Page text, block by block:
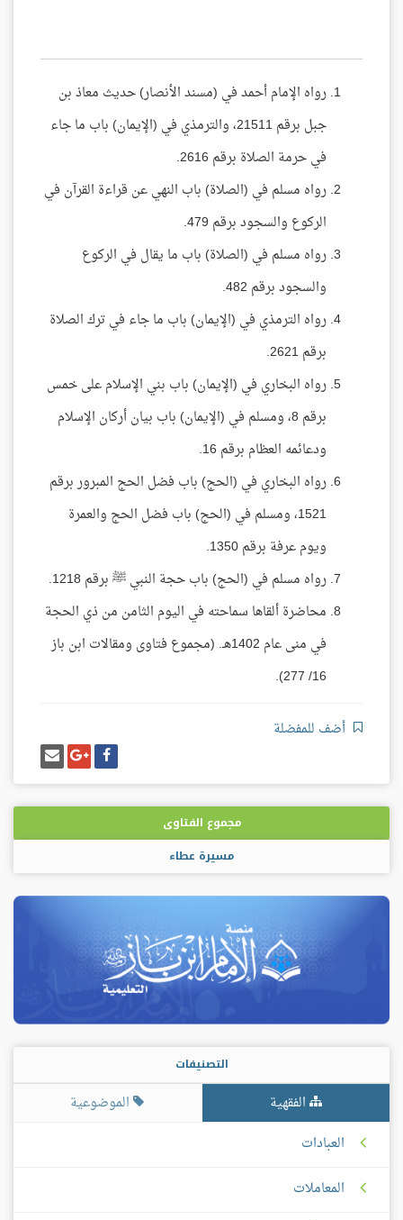
رواه الإمام أحمد في (مسند الأنصار) حديث معاذ بن
جبل برقم 21511، والترمذي في (الإيمان) باب ما جاء
في حرمة الصلاة برقم 2616.
رواه مسلم في (الصلاة) باب النهي عن قراءة القرآن في
الركوع والسجود برقم 479.
رواه مسلم في (الصلاة) باب ما يقال في الركوع
والسجود برقم 482.
رواه الترمذي في (الإيمان) باب ما جاء في ترك الصلاة
برقم 2621.
رواه البخاري في (الإيمان) باب بني الإسلام على خمس
برقم 8، ومسلم في (الإيمان) باب بيان أركان الإسلام
ودعائمه العظام برقم 16.
رواه البخاري في (الحج) باب فضل الحج المبرور برقم
1521، ومسلم في (الحج) باب فضل الحج والعمرة
ويوم عرفة برقم 1350.
رواه مسلم في (الحج) باب حجة النبي ﷺ برقم 1218.
محاضرة ألقاها سماحته في اليوم الثامن من ذي الحجة
في منى عام 1402هـ. (مجموع فتاوى ومقالات ابن باز
16/ 277).
أضف للمفضلة
شارك
على
فيسبوك
شارك
على
غوغل
بلس
إرسل
إيميل
مجموع الفتاوى
مسيرة عطاء
التصنيفات
الفقهية
الموضوعية
العبادات
المعاملات